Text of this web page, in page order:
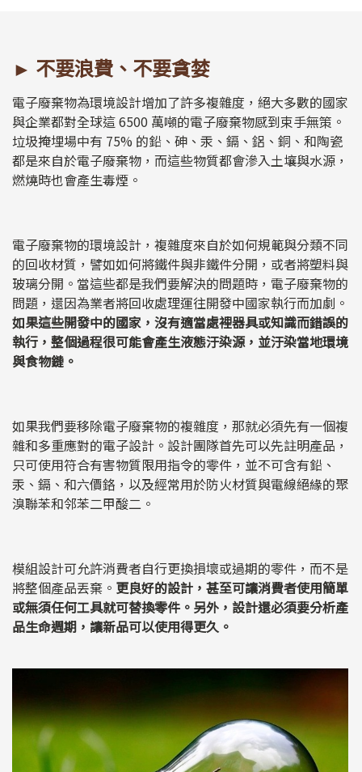
► 不要浪費、不要貪婪
電子廢棄物為環境設計增加了許多複雜度，絕大多數的國家
與企業都對全球這 6500 萬噸的電子廢棄物感到束手無策。
垃圾掩埋場中有 75% 的鉛、砷、汞、鎘、鋁、銅、和陶瓷
都是來自於電子廢棄物，而這些物質都會滲入土壤與水源，
燃燒時也會產生毒煙。
電子廢棄物的環境設計，複雜度來自於如何規範與分類不同
的回收材質，譬如如何將鐵件與非鐵件分開，或者將塑料與
玻璃分開。當這些都是我們要解決的問題時，電子廢棄物的
問題，還因為業者將回收處理運往開發中國家執行而加劇。
如果這些開發中的國家，沒有適當處裡器具或知識而錯誤的
執行，整個過程很可能會產生液態汙染源，並汙染當地環境
與食物鏈。
如果我們要移除電子廢棄物的複雜度，那就必須先有一個複
雜和多重應對的電子設計。設計團隊首先可以先註明產品，
只可使用符合有害物質限用指令的零件，並不可含有鉛、
汞、鎘、和六價鉻，以及經常用於防火材質與電線絕緣的聚
溴聯苯和邻苯二甲酸二。
模組設計可允許消費者自行更換損壞或過期的零件，而不是
將整個產品丟棄。 更良好的設計，甚至可讓消費者使用簡單
或無須任何工具就可替換零件。另外，設計還必須要分析產
品生命週期，讓新品可以使用得更久。